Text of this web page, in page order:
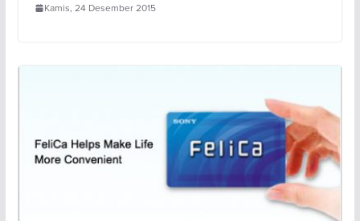
Kamis, 24 Desember 2015